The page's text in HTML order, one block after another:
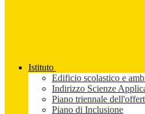
Istituto
Edificio scolastico e
Indirizzo Scienze
Piano triennale
Piano di Inclusione